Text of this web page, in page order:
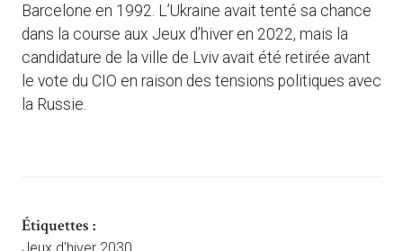
Barcelone en 1992. L’Ukraine avait tenté sa chance
dans la course aux Jeux d’hiver en 2022, mais la
candidature de la ville de Lviv avait été retirée avant
le vote du CIO en raison des tensions politiques avec
la Russie.
Étiquettes :
Jeux d'hiver 2030